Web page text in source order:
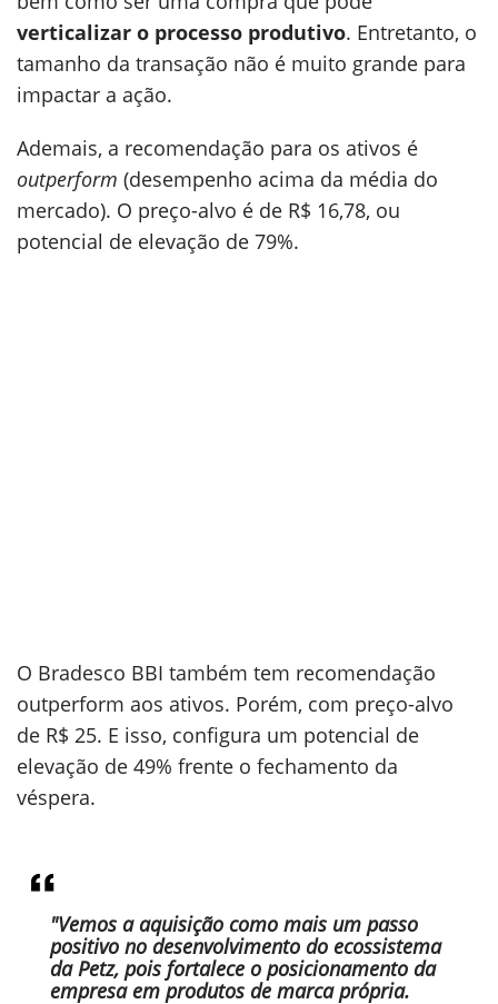
verticalizar o processo produtivo. Entretanto, o
tamanho da transação não é muito grande para
impactar a ação.
Ademais, a recomendação para os ativos é
outperform (desempenho acima da média do
mercado). O preço-alvo é de R$ 16,78, ou
potencial de elevação de 79%.
O Bradesco BBI também tem recomendação
outperform aos ativos. Porém, com preço-alvo
de R$ 25. E isso, configura um potencial de
elevação de 49% frente o fechamento da
véspera.
"Vemos a aquisição como mais um passo
positivo no desenvolvimento do ecossistema
da Petz, pois fortalece o posicionamento da
empresa em produtos de marca própria.